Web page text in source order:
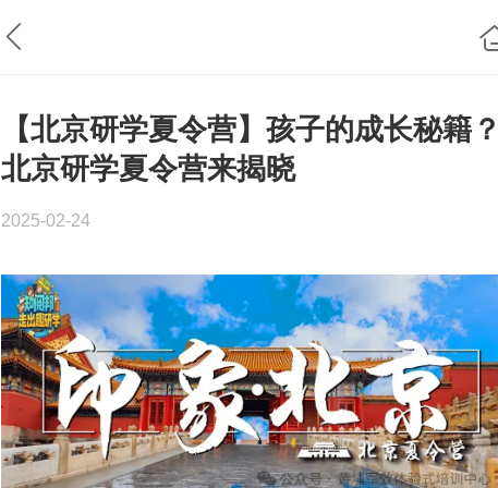
【北京研学夏令营】孩子的成长秘籍
北京研学夏令营来揭晓
2025-02-24